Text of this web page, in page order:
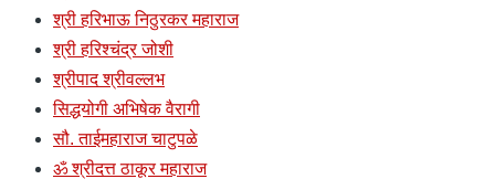
श्री हरिभाऊ निठुरकर महाराज
श्री हरिश्चंद्र जोशी
श्रीपाद श्रीवल्लभ
सिद्धयोगी अभिषेक वैरागी
सौ. ताईमहाराज चाटुपळे
ॐ श्रीदत्त ठाकूर महाराज